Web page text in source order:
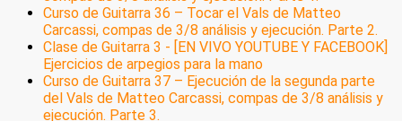
Curso de Guitarra 36 – Tocar el Vals de Matteo
Carcassi, compas de 3/8 análisis y ejecución. Parte 2.
Clase de Guitarra 3 - [EN VIVO YOUTUBE Y FACEBOOK]
Ejercicios de arpegios para la mano
Curso de Guitarra 37 – Ejecución de la segunda parte
del Vals de Matteo Carcassi, compas de 3/8 análisis y
ejecución. Parte 3.